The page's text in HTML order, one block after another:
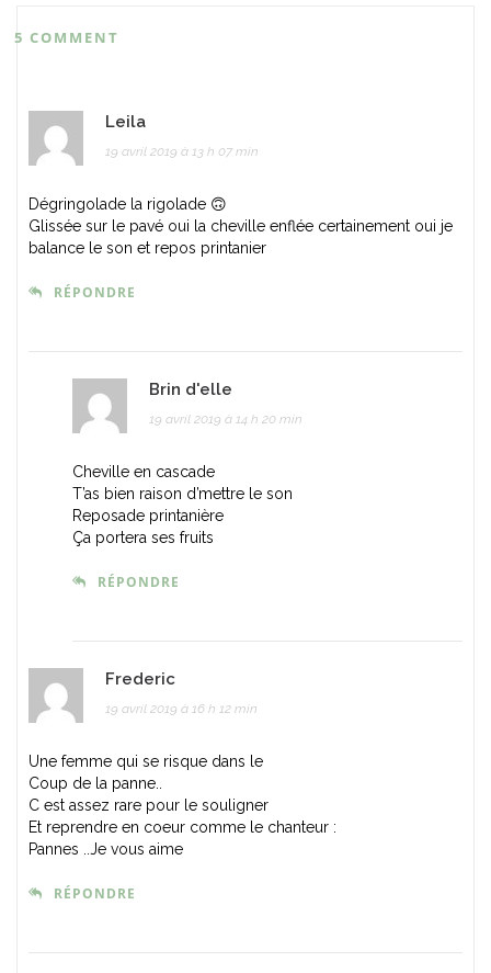
5 COMMENT
Leila
19 avril 2019 à 13 h 07 min
Dégringolade la rigolade 🙃
Glissée sur le pavé oui la cheville enflée certainement oui je
balance le son et repos printanier
RÉPONDRE
Brin d'elle
19 avril 2019 à 14 h 20 min
Cheville en cascade
T’as bien raison d’mettre le son
Reposade printanière
Ça portera ses fruits
RÉPONDRE
Frederic
19 avril 2019 à 16 h 12 min
Une femme qui se risque dans le
Coup de la panne..
C est assez rare pour le souligner
Et reprendre en coeur comme le chanteur :
Pannes ..Je vous aime
RÉPONDRE